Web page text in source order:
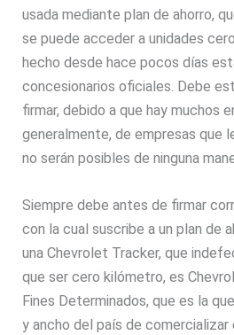
usada mediante plan de ahorro,
se puede acceder a unidades
hecho desde hace pocos días
concesionarios oficiales. Debe
firmar, debido a que hay muchos
generalmente, de empresas que
no serán posibles de ninguna
Siempre debe antes de firmar
con la cual suscribe a un plan de
una Chevrolet Tracker, que
que ser cero kilómetro, es
Fines Determinados, que es la
y ancho del país de comercializar